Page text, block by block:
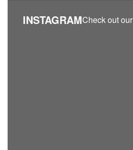
INSTAGRAMCheck out